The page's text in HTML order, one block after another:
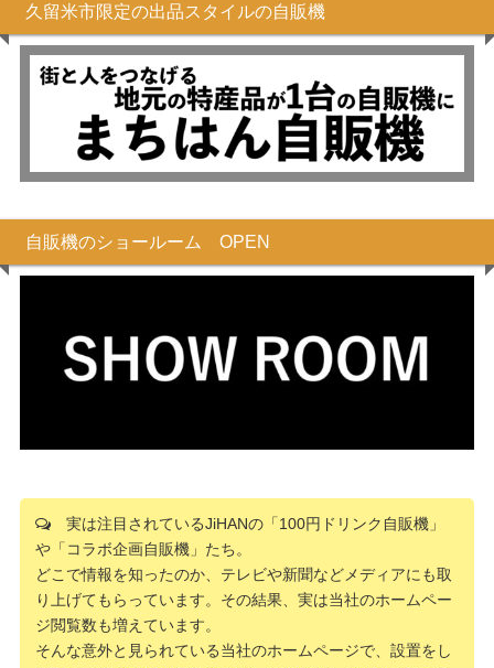
久留米市限定の出品スタイルの自販機
自販機のショールーム OPEN
実は注目されているJiHANの「100円ドリンク自販機」
や「コラボ企画自販機」たち。
どこで情報を知ったのか、テレビや新聞などメディアにも取
り上げてもらっています。その結果、実は当社のホームペー
ジ閲覧数も増えています。
そんな意外と見られている当社のホームページで、設置をし